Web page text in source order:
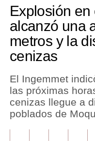
Economía
Mercados
Perú
Política
Tu Dinero
Finanzas Personales
Explosión
alcanzó una
metros y la
cenizas
El Ingemmet
las próximas
cenizas llegue a
poblados de